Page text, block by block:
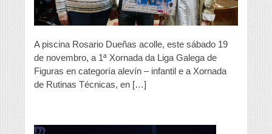
A piscina Rosario Dueñas acolle, este sábado 19
de novembro, a 1ª Xornada da Liga Galega de
Figuras en categoría alevín – infantil e a Xornada
de Rutinas Técnicas, en […]